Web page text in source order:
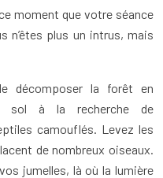
moment que votre séance
n’êtes plus un intrus, mais
décomposer la forêt en
sol à la recherche de
camouflés. Levez les
de nombreux oiseaux.
jumelles, là où la lumière